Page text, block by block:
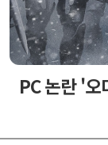
PC 논란 '